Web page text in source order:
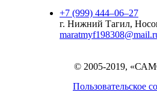
+7 (999) 444‒06‒27
г. Нижний Тагил,
© 2005-2019,
Пользовательское